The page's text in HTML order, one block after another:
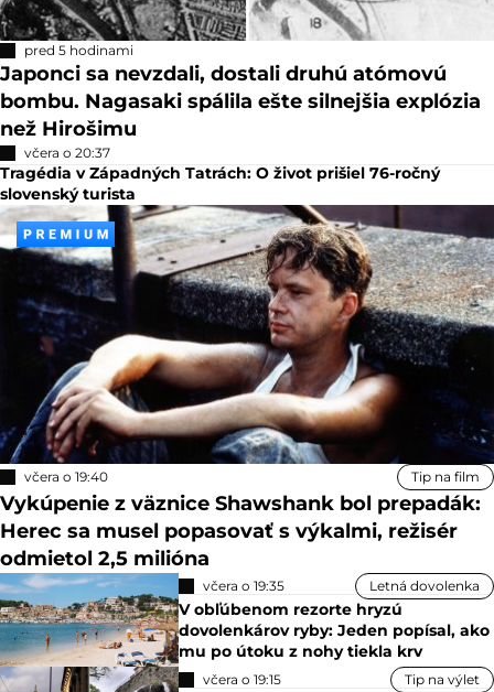
pred 5 hodinami
Japonci sa nevzdali, dostali druhú atómovú
bombu. Nagasaki spálila ešte silnejšia explózia
než Hirošimu
včera o 20:37
Tragédia v Západných Tatrách: O život prišiel 76-ročný
slovenský turista
včera o 19:40 Tip na film
Vykúpenie z väznice Shawshank bol prepadák:
Herec sa musel popasovať s výkalmi, režisér
odmietol 2,5 milióna
včera o 19:35 Letná dovolenka
V obľúbenom rezorte hryzú
dovolenkárov ryby: Jeden popísal, ako
mu po útoku z nohy tiekla krv
včera o 19:15 Tip na výlet